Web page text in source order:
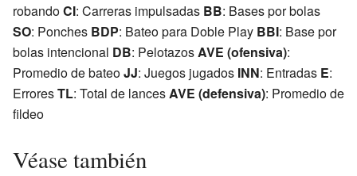
robandoCI: Carreras impulsadas BB: Bases por bolas
SO: Ponches BDP: Bateo para Doble Play BBI: Base por
bolas intencional DB: PelotazosAVE (ofensiva):
Promedio de bateoJJ: Juegos jugados INN: Entradas E:
ErroresTL: Total de lancesAVE (defensiva): Promedio de
fildeo
Véase también